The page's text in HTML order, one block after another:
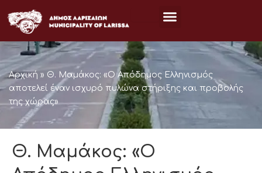
στο
περιεχόμενο
Αρχική » Θ. Μαμάκος: «Ο Απόδημος Ελληνισμός
αποτελεί έναν ισχυρό πυλώνα στήριξης και προβολής
της χώρας»
Θ. Μαμάκος: «Ο